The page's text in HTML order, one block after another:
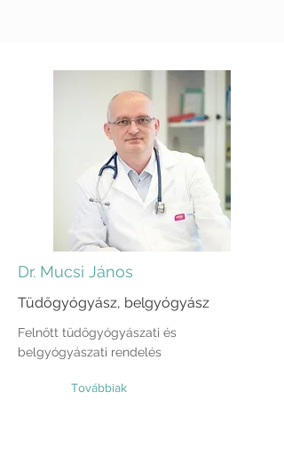
Dr. Mucsi János
Tüdőgyógyász, belgyógyász
Felnőtt tüdőgyógyászati és
belgyógyászati rendelés
Továbbiak